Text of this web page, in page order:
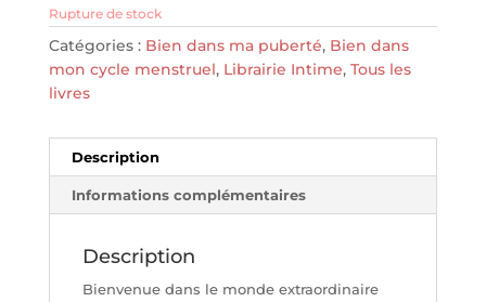
Rupture de stock
Catégories : Bien dans ma puberté, Bien dans
mon cycle menstruel, Librairie Intime, Tous les
livres
Description
Informations complémentaires
Description
Bienvenue dans le monde extraordinaire